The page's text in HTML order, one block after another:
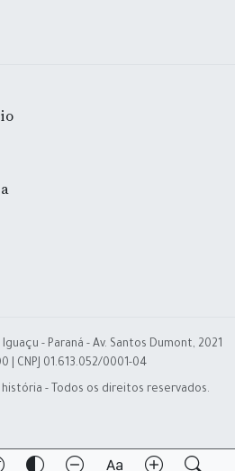
- Paraná - Av. Santos Dumont, 2021
| CNPJ 01.613.052/0001-04
- Todos os direitos reservados.